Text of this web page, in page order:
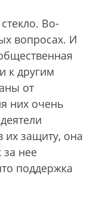
Во-
вопросах. И
к другим
от
них очень
их защиту, она
за нее
поддержка